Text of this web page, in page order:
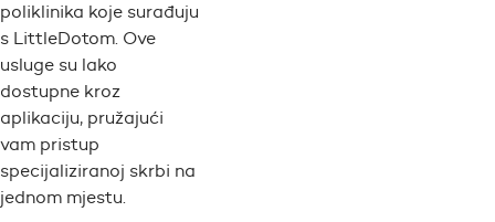
poliklinika koje surađuju
s LittleDotom. Ove
usluge su lako
dostupne kroz
aplikaciju, pružajući
vam pristup
specijaliziranoj skrbi na
jednom mjestu.